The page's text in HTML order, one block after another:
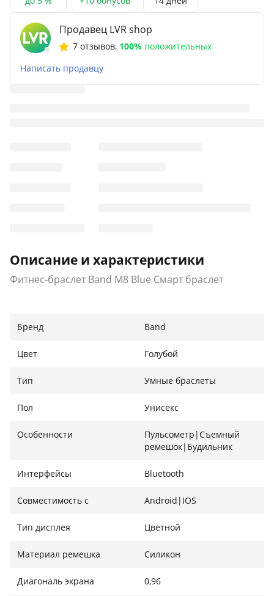
Продавец LVR shop
7 отзывов, 100% положительных
Написать продавцу
Описание и характеристики
Фитнес-браслет Band M8 Blue Смарт браслет
Бренд Band
Цвет Голубой
Тип Умные браслеты
Пол Унисекс
Особенности
Пульсометр|Съемный
ремешок|Будильник
Интерфейсы Bluetooth
Совместимость с Android|IOS
Тип дисплея Цветной
Материал ремешка Силикон
Диагональ экрана 0,96